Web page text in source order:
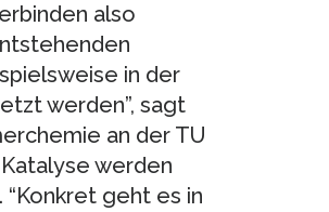
also
in der
werden”, sagt
an der TU
werden
geht es in